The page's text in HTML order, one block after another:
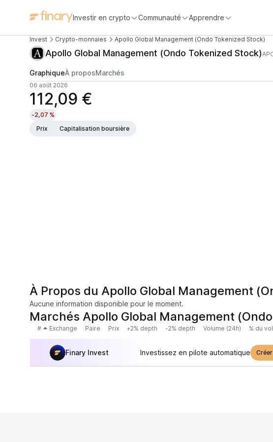
Investir en crypto Communauté Apprendre
Invest Crypto-monnaies Apollo Global Management (Ondo Tokenized Stock)
Apollo Global Management (Ondo Tokenized Stock)
GraphiqueÀ proposMarchés
06 août 2026
112,09 €
-2,07 %
Prix
Capitalisation boursière
À Propos du Apollo Global Management
Aucune information disponible pour le moment.
Marchés Apollo Global Management
# Exchange Paire Prix +2% depth -2% depth Volume (24h) % du
Finary Invest Investissez en pilote automatique